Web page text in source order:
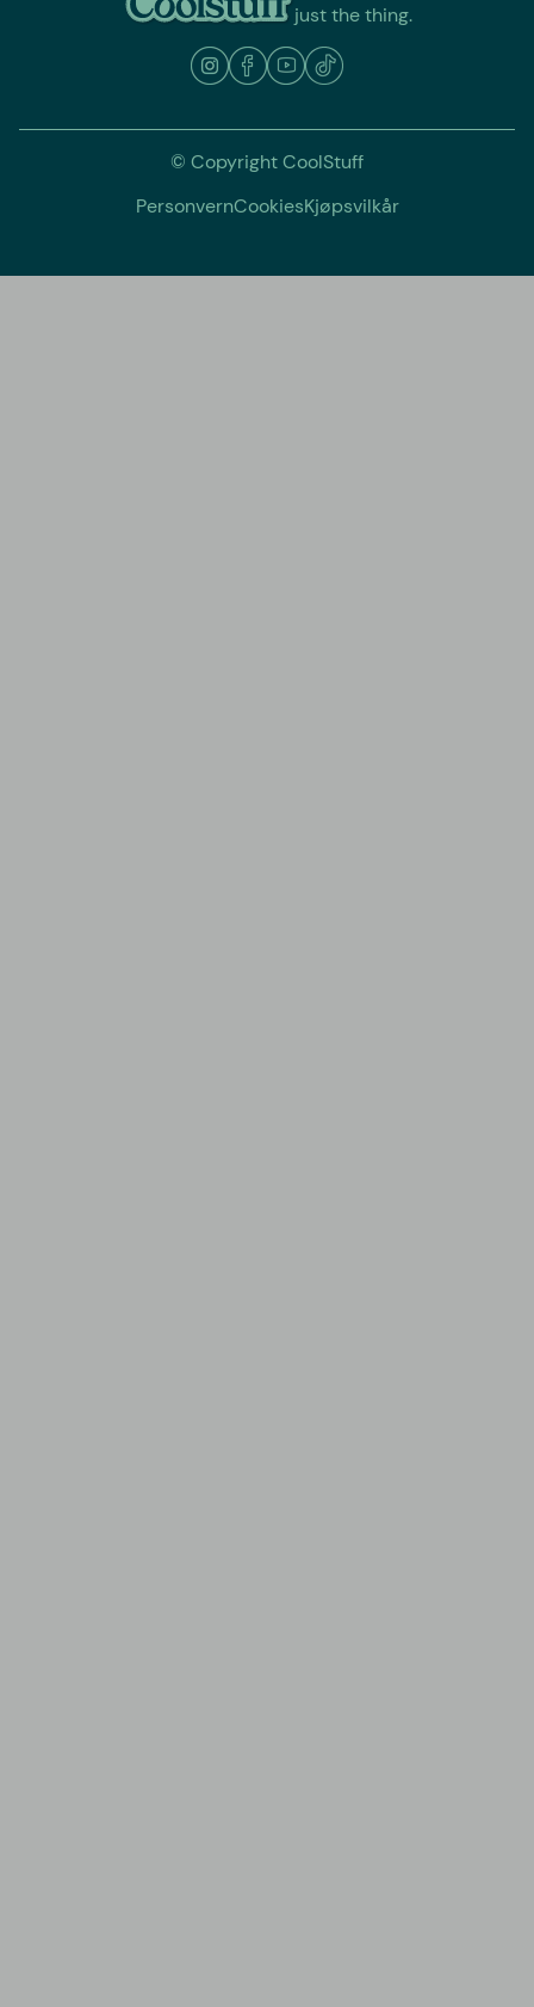
just the thing.
© Copyright CoolStuff
PersonvernCookiesKjøpsvilkår